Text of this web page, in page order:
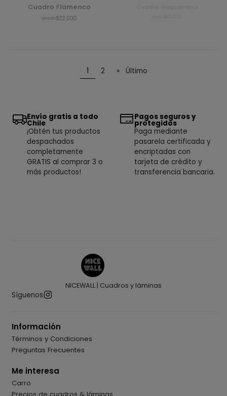
Cuadro Flamenco
desde$22.000
1 2 » Último
Envío gratis a todo
Chile
¡Obtén tus productos
despachados
completamente
GRATIS al comprar 3 o
más productos!
Pagos seguros y
protegidos
Paga mediante
pasarela certificada y
encriptadas con
tarjeta de crédito y
transferencia bancaria.
NICEWALL | Cuadros y láminas
Síguenos
Información
Términos y Condiciones
Preguntas Frecuentes
Me interesa
Carro